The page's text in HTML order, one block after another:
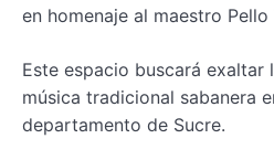
en homenaje al maestro Pello
Este espacio buscará
música tradicional sabanera
departamento de Sucre.